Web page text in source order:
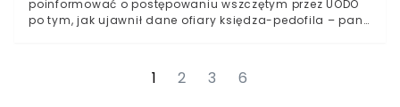
poinformować o postępowaniu wszczętym przez UODO
po tym, jak ujawnił dane ofiary księdza-pedofila – pani
upubliczniać swojego wizerunku – boi się
1 2 3 6